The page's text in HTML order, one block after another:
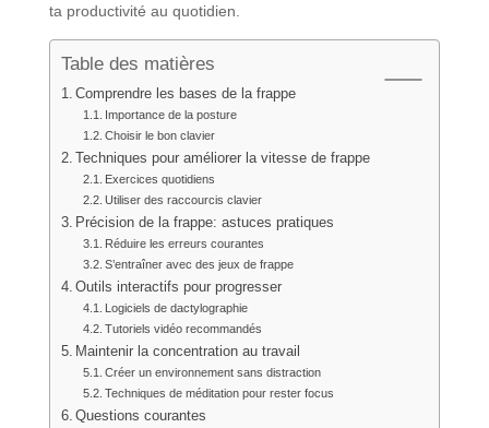
ta productivité au quotidien.
Table des matières
Comprendre les bases de la frappe
Importance de la posture
Choisir le bon clavier
Techniques pour améliorer la vitesse de frappe
Exercices quotidiens
Utiliser des raccourcis clavier
Précision de la frappe: astuces pratiques
Réduire les erreurs courantes
S’entraîner avec des jeux de frappe
Outils interactifs pour progresser
Logiciels de dactylographie
Tutoriels vidéo recommandés
Maintenir la concentration au travail
Créer un environnement sans distraction
Techniques de méditation pour rester focus
Questions courantes